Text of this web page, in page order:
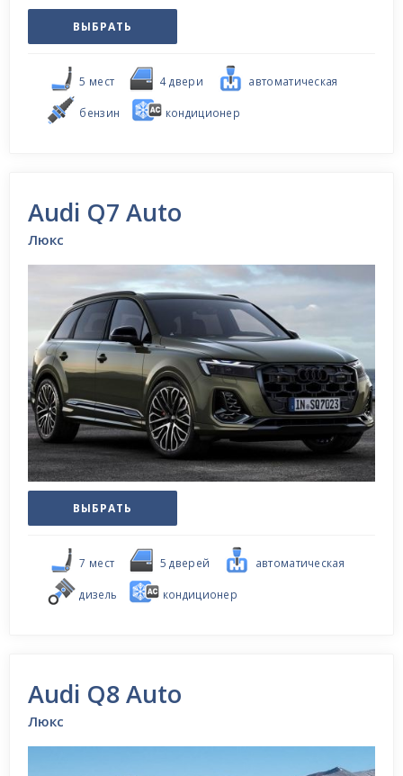
ВЫБРАТЬ
5 мест 4 двери автоматическая
бензин кондиционер
Audi Q7 Auto
Люкс
ВЫБРАТЬ
7 мест 5 дверей автоматическая
дизель кондиционер
Audi Q8 Auto
Люкс